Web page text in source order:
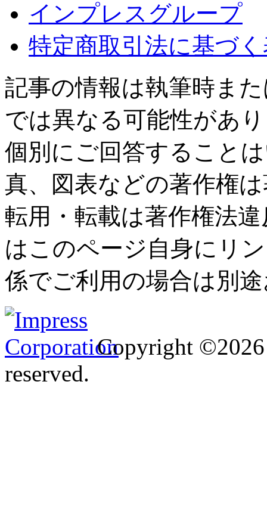
インプレスグループ
特定商取引法に基づ
記事の情報は執筆時ま
では異なる可能性があ
個別にご回答すること
真、図表などの著作権
転用・転載は著作権法
はこのページ自身にリ
係でご利用の場合は別
Copyright
reserved.